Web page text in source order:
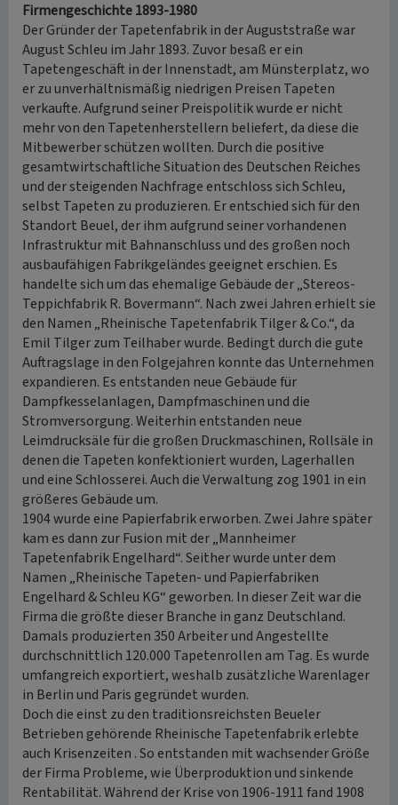
Firmengeschichte 1893-1980
Der Gründer der Tapetenfabrik in der Auguststraße war
August Schleu im Jahr 1893. Zuvor besaß er ein
Tapetengeschäft in der Innenstadt, am Münsterplatz, wo
er zu unverhältnismäßig niedrigen Preisen Tapeten
verkaufte. Aufgrund seiner Preispolitik wurde er nicht
mehr von den Tapetenherstellern beliefert, da diese die
Mitbewerber schützen wollten. Durch die positive
gesamtwirtschaftliche Situation des Deutschen Reiches
und der steigenden Nachfrage entschloss sich Schleu,
selbst Tapeten zu produzieren. Er entschied sich für den
Standort Beuel, der ihm aufgrund seiner vorhandenen
Infrastruktur mit Bahnanschluss und des großen noch
ausbaufähigen Fabrikgeländes geeignet erschien. Es
handelte sich um das ehemalige Gebäude der „Stereos-
Teppichfabrik R. Bovermann“. Nach zwei Jahren erhielt sie
den Namen „Rheinische Tapetenfabrik Tilger & Co.“, da
Emil Tilger zum Teilhaber wurde. Bedingt durch die gute
Auftragslage in den Folgejahren konnte das Unternehmen
expandieren. Es entstanden neue Gebäude für
Dampfkesselanlagen, Dampfmaschinen und die
Stromversorgung. Weiterhin entstanden neue
Leimdrucksäle für die großen Druckmaschinen, Rollsäle in
denen die Tapeten konfektioniert wurden, Lagerhallen
und eine Schlosserei. Auch die Verwaltung zog 1901 in ein
größeres Gebäude um.
1904 wurde eine Papierfabrik erworben. Zwei Jahre später
kam es dann zur Fusion mit der „Mannheimer
Tapetenfabrik Engelhard“. Seither wurde unter dem
Namen „Rheinische Tapeten- und Papierfabriken
Engelhard & Schleu KG“ geworben. In dieser Zeit war die
Firma die größte dieser Branche in ganz Deutschland.
Damals produzierten 350 Arbeiter und Angestellte
durchschnittlich 120.000 Tapetenrollen am Tag. Es wurde
umfangreich exportiert, weshalb zusätzliche Warenlager
in Berlin und Paris gegründet wurden.
Doch die einst zu den traditionsreichsten Beueler
Betrieben gehörende Rheinische Tapetenfabrik erlebte
auch Krisenzeiten . So entstanden mit wachsender Größe
der Firma Probleme, wie Überproduktion und sinkende
Rentabilität. Während der Krise von 1906-1911 fand 1908